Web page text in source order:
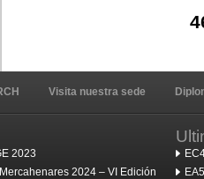
Visita nuestra sede
2023
2024 – VI Edición